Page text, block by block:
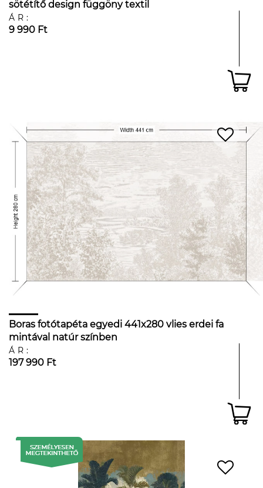
sötétítő design függöny textil
ÁR:
9 990 Ft
Boras fotótapéta egyedi 441x280 vlies erdei fa
mintával natúr színben
ÁR:
197 990 Ft